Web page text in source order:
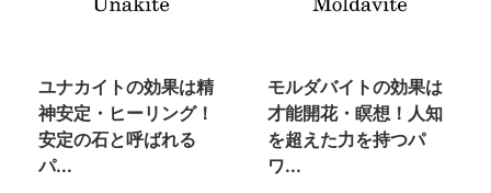
ユナカイトの効果は精
神安定・ヒーリング！
安定の石と呼ばれる
パ...
モルダバイトの効果は
才能開花・瞑想！人知
を超えた力を持つパ
ワ...